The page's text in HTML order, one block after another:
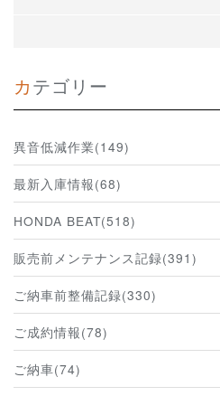
カテゴリー
異音低減作業(149)
最新入庫情報(68)
HONDA BEAT(518)
販売前メンテナンス記録(391)
ご納車前整備記録(330)
ご成約情報(78)
ご納車(74)